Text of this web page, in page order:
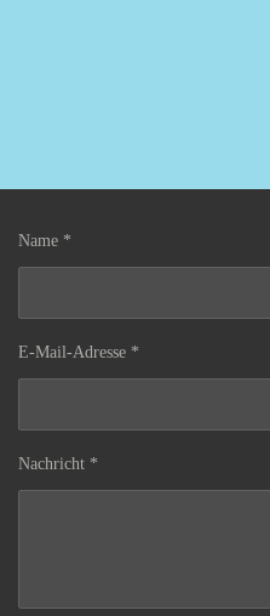
Name *
E-Mail-Adresse *
Nachricht *